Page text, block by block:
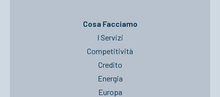
Cosa Facciamo
I Servizi
Competitività
Credito
Energia
Europa